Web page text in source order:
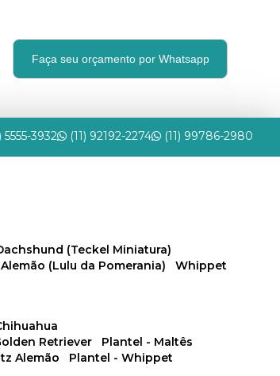
Faça seu orçamento por Whatsapp
5555-3932 (11) 92192-2274 (11) 99786-2980
Retriever
Plantel - Maltês
Alemão
Plantel - Whippet
Dachshund (Teckel Miniatura)
Alemão (Lulu da Pomerania)
Whippet